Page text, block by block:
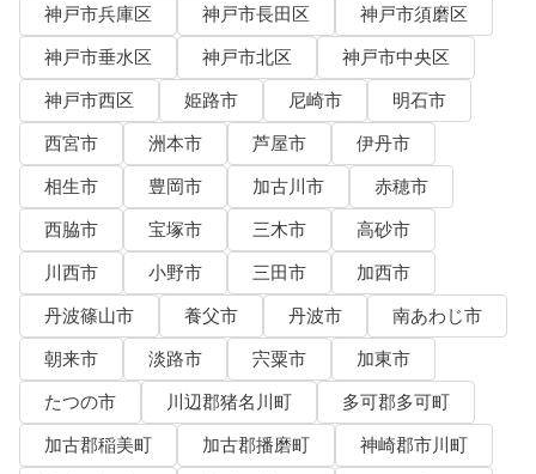
神戸市兵庫区
神戸市長田区
神戸市須磨区
神戸市垂水区
神戸市北区
神戸市中央区
神戸市西区
姫路市 尼崎市
明石市
西宮市
洲本市 芦屋市
伊丹市
相生市
豊岡市 加古川市
赤穂市
西脇市
宝塚市 三木市
高砂市
川西市
小野市 三田市
加西市
丹波篠山市
養父市 丹波市
南あわじ市
朝来市
淡路市 宍粟市
加東市
たつの市
川辺郡猪名川町
多可郡多可町
加古郡稲美町
加古郡播磨町
神崎郡市川町